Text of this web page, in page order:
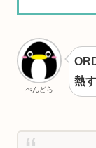
ぺんどら
熱